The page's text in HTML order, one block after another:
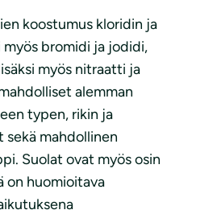
koostumus kloridin ja
bromidi ja jodidi,
myös nitraatti ja
alemman
typen, rikin ja
mahdollinen
Suolat ovat myös osin
on huomioitava